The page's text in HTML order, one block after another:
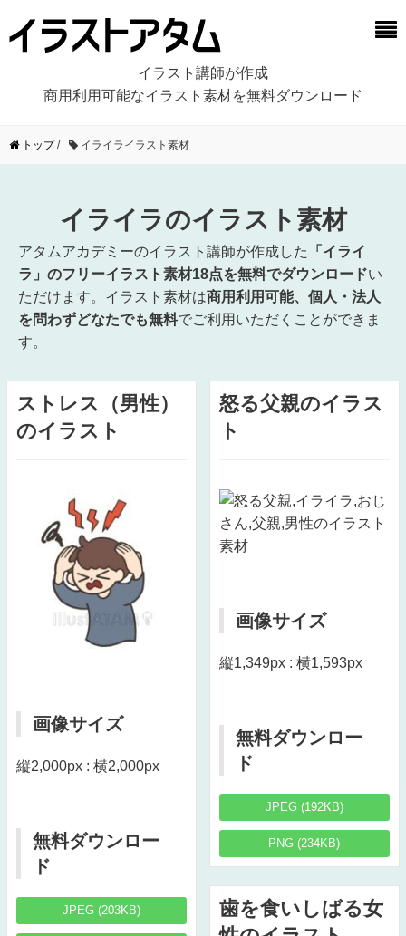
イラスト講師が作成
商用利用可能なイラスト素材を無料ダウンロード
トップ/ イライライラスト素材
イライラのイラスト素材
アタムアカデミーのイラスト講師が作成した
「イライ
ラ」のフリーイラスト素材18点を無料でダウンロードい
ただけます。イラスト素材は商用利用可能、個人・法人
を問わずどなたでも無料でご利用いただくことができま
す。
ストレス（男性）
のイラスト
画像サイズ
縦2,000px : 横2,000px
無料ダウンロー
ド
JPEG (203KB)
怒る父親のイラス
ト
画像サイズ
縦1,349px : 横1,593px
無料ダウンロー
ド
JPEG (192KB)
PNG (234KB)
歯を食いしばる女